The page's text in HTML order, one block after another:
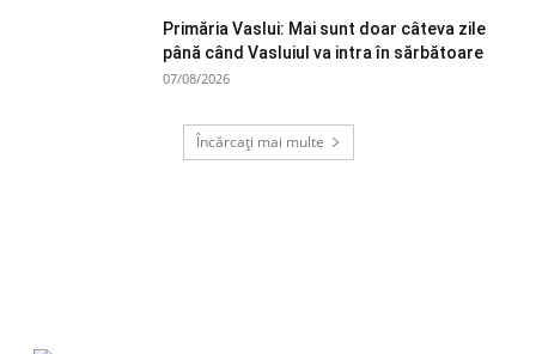
Primăria Vaslui: Mai sunt doar câteva zile
până când Vasluiul va intra în sărbătoare
07/08/2026
Încărcați mai multe